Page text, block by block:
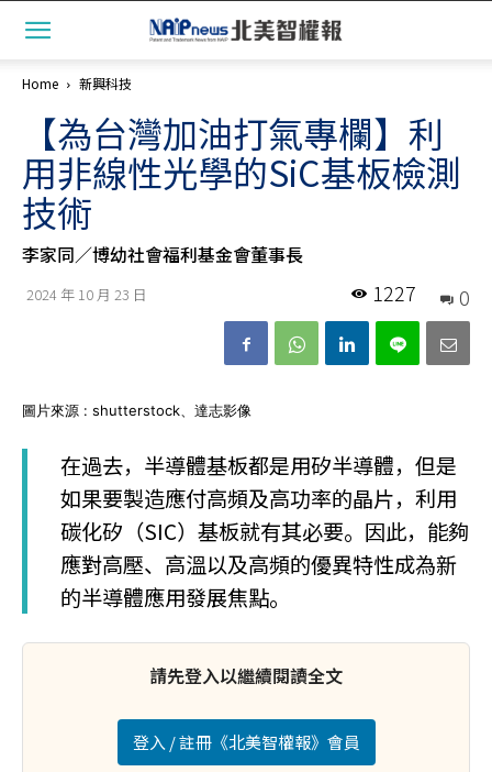
Home 新興科技
【為台灣加油打氣專欄】利
用非線性光學的SiC基板檢測
技術
李家同／博幼社會福利基金會董事長
2024 年 10 月 23 日 0
1227
圖片來源 : shutterstock、達志影像
在過去，半導體基板都是用矽半導體，但是
如果要製造應付高頻及高功率的晶片，利用
碳化矽（SIC）基板就有其必要。因此，能夠
應對高壓、高溫以及高頻的優異特性成為新
的半導體應用發展焦點。
請先登入以繼續閱讀全文
登入 / 註冊《北美智權報》會員